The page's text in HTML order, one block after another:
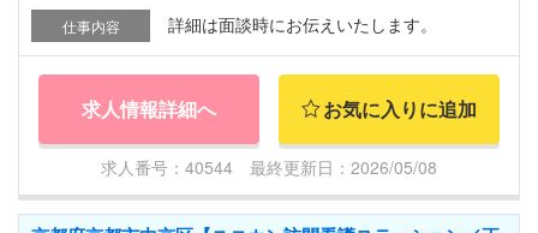
仕事内容 詳細は面談時にお伝えいたします。
求人情報詳細へ お気に入りに追加
求人番号：40544 最終更新日：2026/05/08